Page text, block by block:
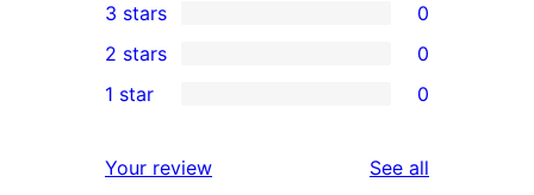
star
reviews
4-
star
review
0
3-
star
3 stars 0
2-
reviews
2 stars 0
star
1 star 0
Your review See all